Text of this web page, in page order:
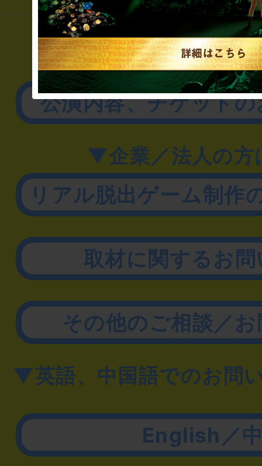
▼一般のお客様
公演内容、チケット
▼企業／法人の方
リアル脱出ゲーム制作
取材に関するお
その他のご相談／
▼英語、中国語でのお問
English／